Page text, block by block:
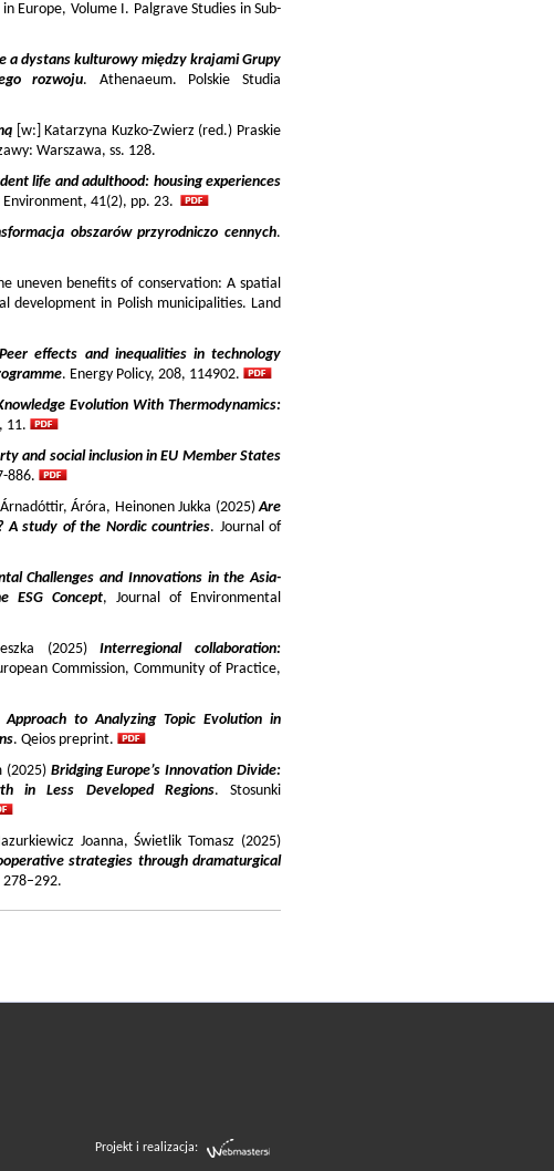
Europe, Volume I. Palgrave Studies in Sub-
a dystans kulturowy między krajami Grupy
rozwoju. Athenaeum. Polskie Studia
[w:] Katarzyna Kuzko-Zwierz (red.) Praskie
Warszawa, ss. 128.
life and adulthood: housing experiences
41(2), pp. 23.
obszarów przyrodniczo cennych.
uneven benefits of conservation: A spatial
development in Polish municipalities. Land
Peer effects and inequalities in technology
. Energy Policy, 208, 114902.
Evolution With Thermodynamics:
11.
and social inclusion in EU Member States
886.
Áróra, Heinonen Jukka (2025)Are
A study of the Nordic countries. Journal of
Challenges and Innovations in the Asia-
ESG Concept, Journal of Environmental
(2025)Interregional collaboration:
Commission, Community of Practice,
to Analyzing Topic Evolution in
. Qeios preprint.
(2025) Bridging Europe’s Innovation Divide:
in Less Developed Regions. Stosunki
Joanna, Świetlik Tomasz (2025)
strategies through dramaturgical
Projekt i realizacja: